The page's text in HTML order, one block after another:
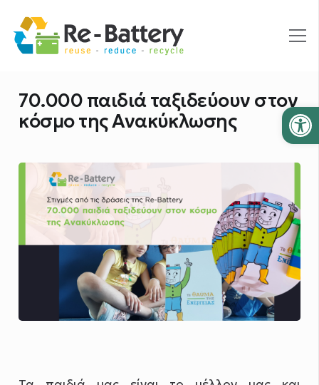
70.000 παιδιά ταξιδεύουν στον
κόσμο της Ανακύκλωσης